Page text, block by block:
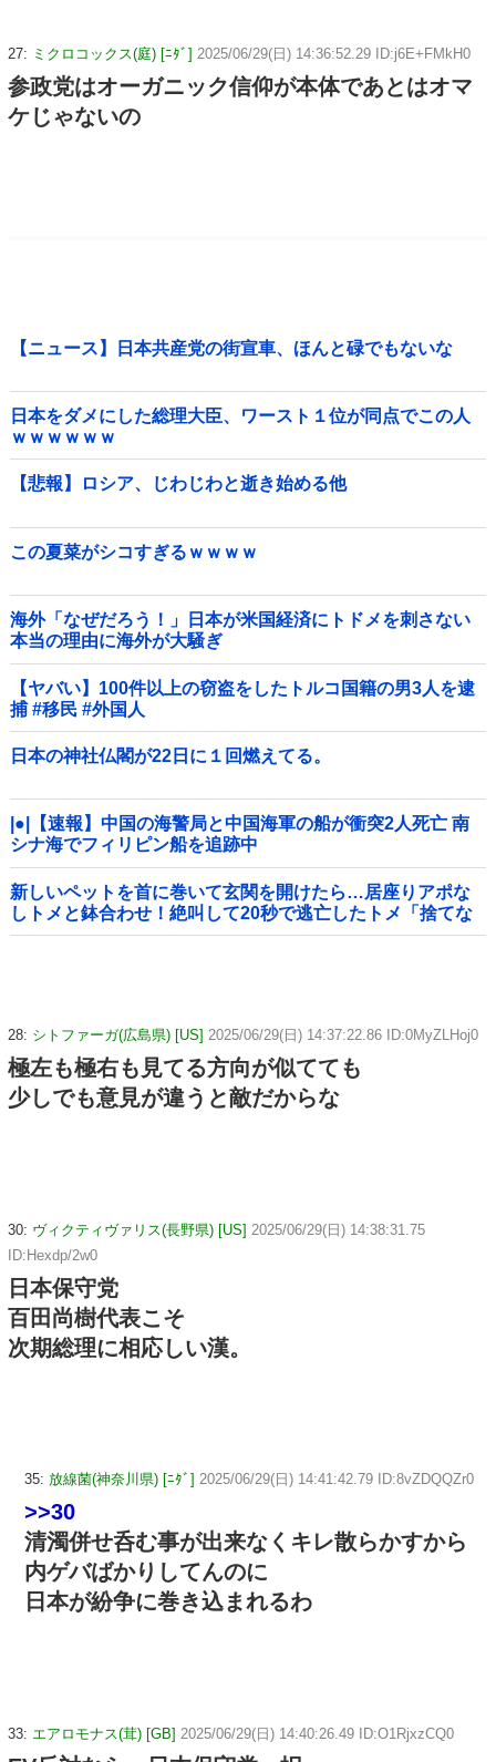
27: ミクロコックス(庭) [ﾆﾀﾞ] 2025/06/29(日) 14:36:52.29 ID:j6E+FMkH0
参政党はオーガニック信仰が本体であとはオマ
ケじゃないの
【ニュース】日本共産党の街宣車、ほんと碌でもないな
日本をダメにした総理大臣、ワースト１位が同点でこの人
ｗｗｗｗｗｗ
【悲報】ロシア、じわじわと逝き始める他
この夏菜がシコすぎるｗｗｗｗ
海外「なぜだろう！」日本が米国経済にトドメを刺さない
本当の理由に海外が大騒ぎ
【ヤバい】100件以上の窃盗をしたトルコ国籍の男3人を逮
捕 #移民 #外国人
日本の神社仏閣が22日に１回燃えてる。
|●|【速報】中国の海警局と中国海軍の船が衝突2人死亡 南
シナ海でフィリピン船を追跡中
新しいペットを首に巻いて玄関を開けたら…居座りアポな
しトメと鉢合わせ！絶叫して20秒で逃亡したトメ「捨てな
いと二度と行ってあげない！」←もう来なくて大丈夫です
28: シトファーガ(広島県) [US] 2025/06/29(日) 14:37:22.86 ID:0MyZLHoj0
極左も極右も見てる方向が似てても
少しでも意見が違うと敵だからな
30: ヴィクティヴァリス(長野県) [US] 2025/06/29(日) 14:38:31.75
ID:Hexdp/2w0
日本保守党
百田尚樹代表こそ
次期総理に相応しい漢。
35: 放線菌(神奈川県) [ﾆﾀﾞ] 2025/06/29(日) 14:41:42.79 ID:8vZDQQZr0
>>30
清濁併せ呑む事が出来なくキレ散らかすから
内ゲバばかりしてんのに
日本が紛争に巻き込まれるわ
33: エアロモナス(茸) [GB] 2025/06/29(日) 14:40:26.49 ID:O1RjxzCQ0